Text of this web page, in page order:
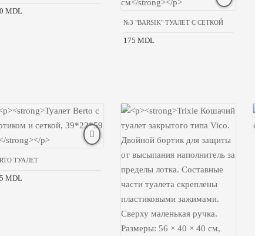
MDL
№3 "BARSIK" ТУАЛЕТ С СЕТКОЙ
175 MDL
ТУАЛЕТ
MDL